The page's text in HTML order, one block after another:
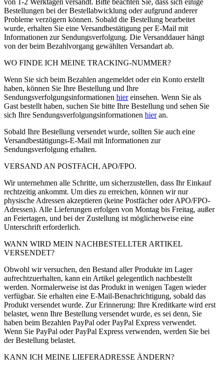
von 1-2 Werktagen versandt. Bitte beachten Sie, dass sich einige
Bestellungen bei der Bestellabwicklung oder aufgrund anderer
Probleme verzögern können. Sobald die Bestellung bearbeitet
wurde, erhalten Sie eine Versandbestätigung per E-Mail mit
Informationen zur Sendungsverfolgung. Die Versanddauer hängt
von der beim Bezahlvorgang gewählten Versandart ab.
WO FINDE ICH MEINE TRACKING-NUMMER?
Wenn Sie sich beim Bezahlen angemeldet oder ein Konto erstellt
haben, können Sie Ihre Bestellung und Ihre
Sendungsverfolgungsinformationen hiereinsehen. Wenn Sie als
Gast bestellt haben, suchen Sie bitte Ihre Bestellung und sehen Sie
sich Ihre Sendungsverfolgungsinformationen hieran.
Sobald Ihre Bestellung versendet wurde, sollten Sie auch eine
Versandbestätigungs-E-Mail mit Informationen zur
Sendungsverfolgung erhalten.
VERSAND AN POSTFACH, APO/FPO.
Wir unternehmen alle Schritte, um sicherzustellen, dass Ihr Einkauf
rechtzeitig ankommt. Um dies zu erreichen, können wir nur
physische Adressen akzeptieren (keine Postfächer oder APO/FPO-
Adressen). Alle Lieferungen erfolgen von Montag bis Freitag, außer
an Feiertagen, und bei der Zustellung ist möglicherweise eine
Unterschrift erforderlich.
WANN WIRD MEIN NACHBESTELLTER ARTIKEL
VERSENDET?
Obwohl wir versuchen, den Bestand aller Produkte im Lager
aufrechtzuerhalten, kann ein Artikel gelegentlich nachbestellt
werden. Normalerweise ist das Produkt in wenigen Tagen wieder
verfügbar. Sie erhalten eine E-Mail-Benachrichtigung, sobald das
Produkt versendet wurde. Zur Erinnerung: Ihre Kreditkarte wird erst
belastet, wenn Ihre Bestellung versendet wurde, es sei denn, Sie
haben beim Bezahlen PayPal oder PayPal Express verwendet.
Wenn Sie PayPal oder PayPal Express verwenden, werden Sie bei
der Bestellung belastet.
KANN ICH MEINE LIEFERADRESSE ÄNDERN?